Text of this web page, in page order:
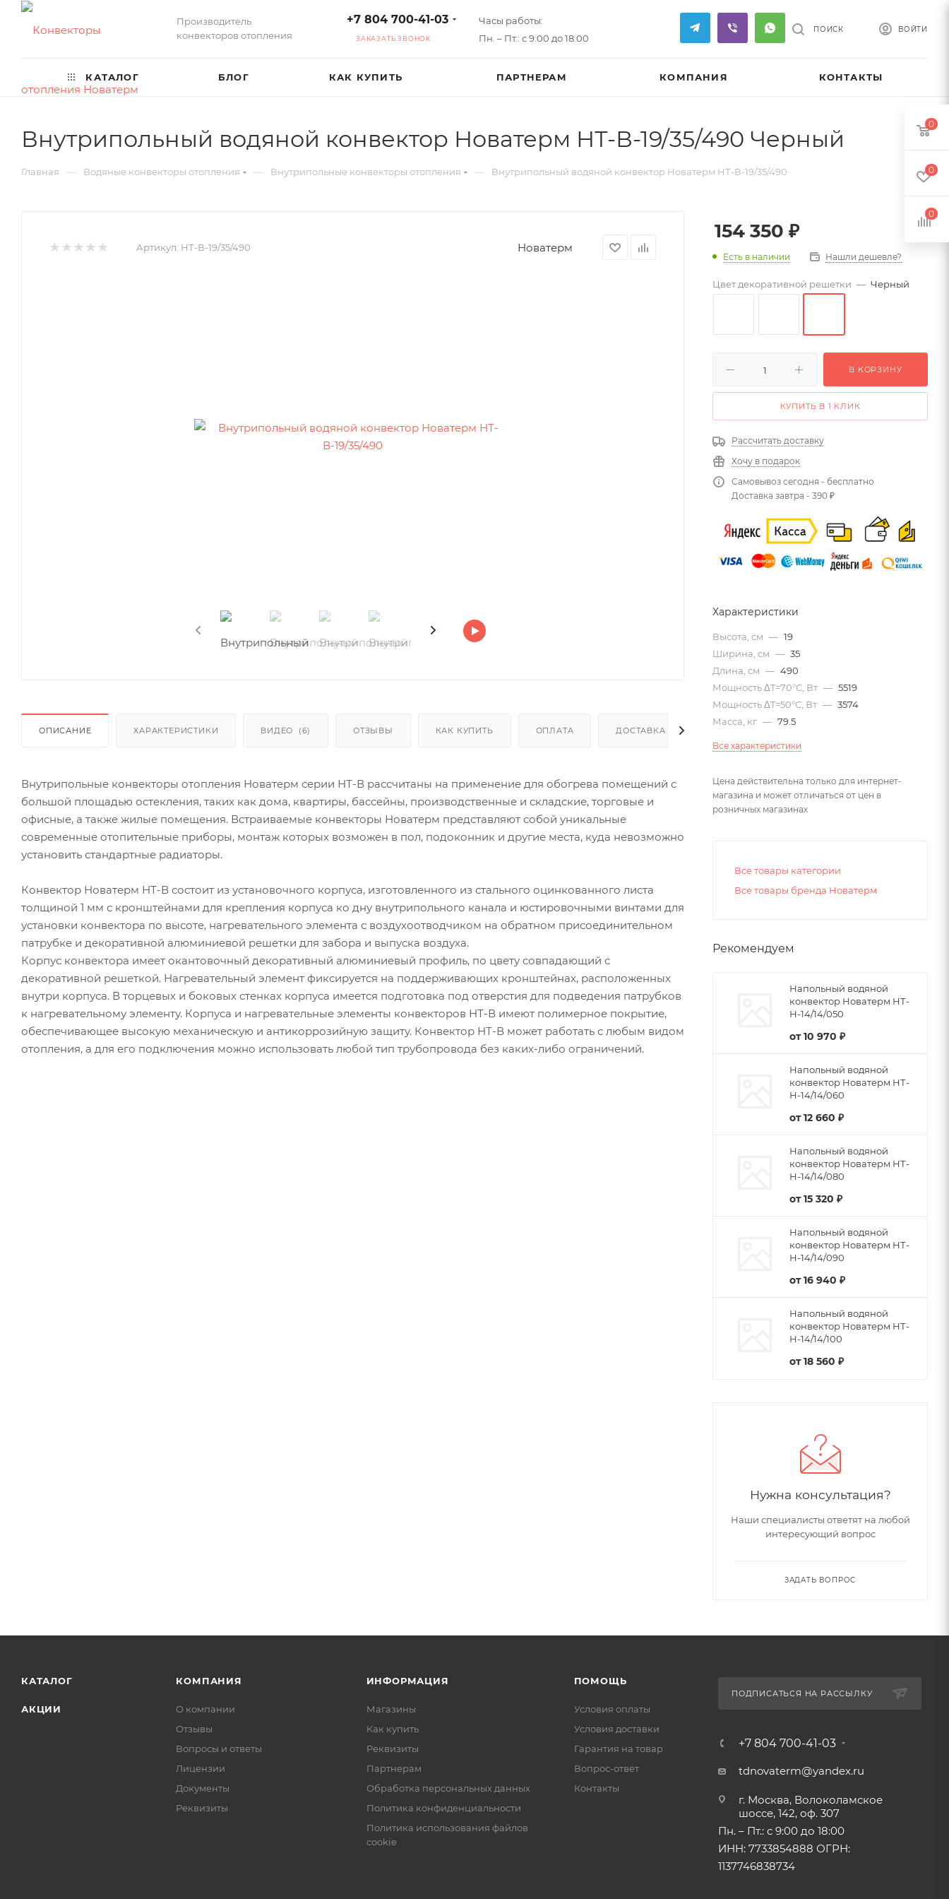
Производитель
конвекторов отопления
+7 804 700-41-03
ЗАКАЗАТЬ ЗВОНОК
Часы работы:
Пн. – Пт.: с 9:00 до 18:00
ВОЙТИ
ПОИСК
КАТАЛОГ БЛОГ КАК КУПИТЬ ПАРТНЕРАМ КОМПАНИЯ КОНТАКТЫ
Внутрипольный водяной конвектор Новатерм НТ-В-19/35/490 Черный
Главная — Водяные конвекторы отопления — Внутрипольные конвекторы отопления — Внутрипольный водяной конвектор Новатерм НТ-В-19/35/490
Артикул: НТ-В-19/35/490 Новатерм
ОПИСАНИЕ ХАРАКТЕРИСТИКИ ВИДЕО (6) ОТЗЫВЫ КАК КУПИТЬ ОПЛАТА ДОСТАВКА
Внутрипольные конвекторы отопления Новатерм серии НТ-В рассчитаны на применение для обогрева помещений с
большой площадью остекления, таких как дома, квартиры, бассейны, производственные и складские, торговые и
офисные, а также жилые помещения. Встраиваемые конвекторы Новатерм представляют собой уникальные
современные отопительные приборы, монтаж которых возможен в пол, подоконник и другие места, куда невозможно
установить стандартные радиаторы.
Конвектор Новатерм НТ-В состоит из установочного корпуса, изготовленного из стального оцинкованного листа
толщиной 1 мм с кронштейнами для крепления корпуса ко дну внутрипольного канала и юстировочными винтами для
установки конвектора по высоте, нагревательного элемента с воздухоотводчиком на обратном присоединительном
патрубке и декоративной алюминиевой решетки для забора и выпуска воздуха.
Корпус конвектора имеет окантовочный декоративный алюминиевый профиль, по цвету совпадающий с
декоративной решеткой. Нагревательный элемент фиксируется на поддерживающих кронштейнах, расположенных
внутри корпуса. В торцевых и боковых стенках корпуса имеется подготовка под отверстия для подведения патрубков
к нагревательному элементу. Корпуса и нагревательные элементы конвекторов НТ-В имеют полимерное покрытие,
обеспечивающее высокую механическую и антикоррозийную защиту. Конвектор НТ-В может работать с любым видом
отопления, а для его подключения можно использовать любой тип трубопровода без каких-либо ограничений.
154 350 ₽
Есть в наличии Нашли дешевле?
Цвет декоративной решетки — Черный
В КОРЗИНУ
КУПИТЬ В 1 КЛИК
Рассчитать доставку
Хочу в подарок
Самовывоз сегодня - бесплатно
Доставка завтра - 390 ₽
Характеристики
Высота, см — 19
Ширина, см — 35
Длина, см — 490
Мощность ΔT=70°С, Вт — 5519
Мощность ΔT=50°С, Вт — 3574
Масса, кг — 79.5
Все характеристики
Цена действительна только для интернет-
магазина и может отличаться от цен в
розничных магазинах
Все товары категории
Все товары бренда Новатерм
Рекомендуем
Напольный водяной
конвектор Новатерм НТ-
Н-14/14/050
от10 970 ₽
Напольный водяной
конвектор Новатерм НТ-
Н-14/14/060
от12 660 ₽
Напольный водяной
конвектор Новатерм НТ-
Н-14/14/080
от15 320 ₽
Напольный водяной
конвектор Новатерм НТ-
Н-14/14/090
от16 940 ₽
Напольный водяной
конвектор Новатерм НТ-
Н-14/14/100
от18 560 ₽
Нужна консультация?
Наши специалисты ответят на любой
интересующий вопрос
ЗАДАТЬ ВОПРОС
КАТАЛОГ
АКЦИИ
КОМПАНИЯ
О компании
Отзывы
Вопросы и ответы
Лицензии
Документы
Реквизиты
ИНФОРМАЦИЯ
Магазины
Как купить
Реквизиты
Партнерам
Обработка персональных данных
Политика конфиденциальности
Политика использования файлов
cookie
ПОМОЩЬ
Условия оплаты
Условия доставки
Гарантия на товар
Вопрос-ответ
Контакты
ПОДПИСАТЬСЯ НА РАССЫЛКУ
+7 804 700-41-03
tdnovaterm@yandex.ru
г. Москва, Волоколамское
шоссе, 142, оф. 307
Пн. – Пт.: с 9:00 до 18:00
ИНН: 7733854888 ОГРН:
1137746838734
0
0
0